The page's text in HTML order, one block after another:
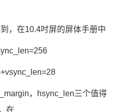
，在10.4吋屏的屏体手册中
，hsync_len三个值得
在